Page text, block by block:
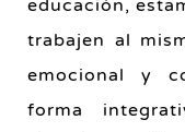
educación,
trabajen al
emocional y
forma